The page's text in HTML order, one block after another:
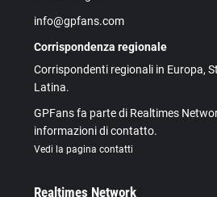
info@gpfans.com
Corrispondenza regionale
Corrispondenti regionali in Europa,
Latina.
GPFans fa parte di Realtimes
informazioni di contatto.
Vedi la pagina contatti
Realtimes Network